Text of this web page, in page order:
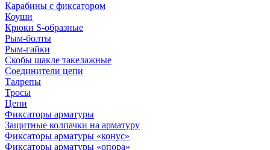
Карабины с фиксатором
Коуши
Крюки S-образные
Рым-болты
Рым-гайки
Скобы шакле такелажные
Соединители цепи
Талрепы
Тросы
Цепи
Фиксаторы арматуры
Защитные колпачки на арматуру
Фиксаторы арматуры «конус»
Фиксаторы арматуры «опора»